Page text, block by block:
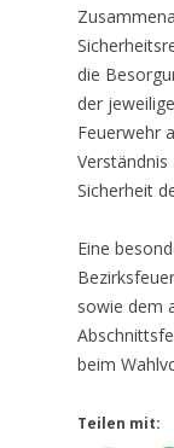
die
der
Feuerwehr
Sicherheit
Eine
sowie dem
beim
Teilen mit: